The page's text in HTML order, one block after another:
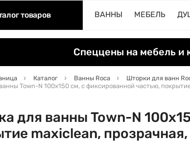
товаров ВАННЫ МЕБЕЛЬ
Спеццены на мебель и
Каталог Ванны Roca
Шторки для ванн
Town-N 100х150 см, с фиксированной частью,
для ванны Town-N
maxiclean,